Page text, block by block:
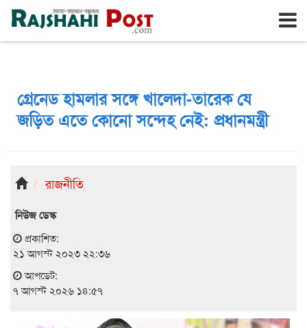
রাজশাহী শুক্রবার, ৭ই আগস্ট ২০২৬, ২৪শে শ্রাবণ ১৪৩৩
গ্রেনেড হামলার সঙ্গে খালেদা-তারেক যে
জড়িত এতে কোনো সন্দেহ নেই: প্রধানমন্ত্রী
রাজনীতি
নিউজ ডেস্ক
প্রকাশিত:
২১ আগস্ট ২০২৩ ২২:৩৬
আপডেট:
৭ আগস্ট ২০২৬ ১৪:৫৭